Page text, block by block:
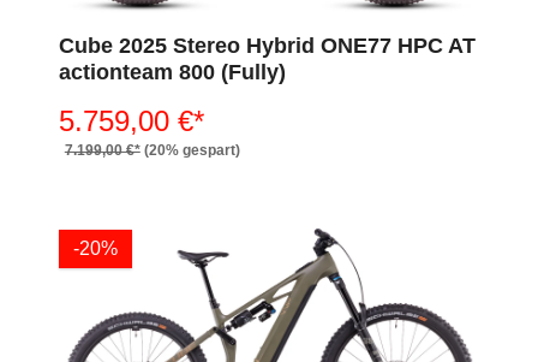
Cube 2025 Stereo Hybrid ONE77 HPC AT
actionteam 800 (Fully)
5.759,00 €*
7.199,00 €* (20% gespart)
-20%